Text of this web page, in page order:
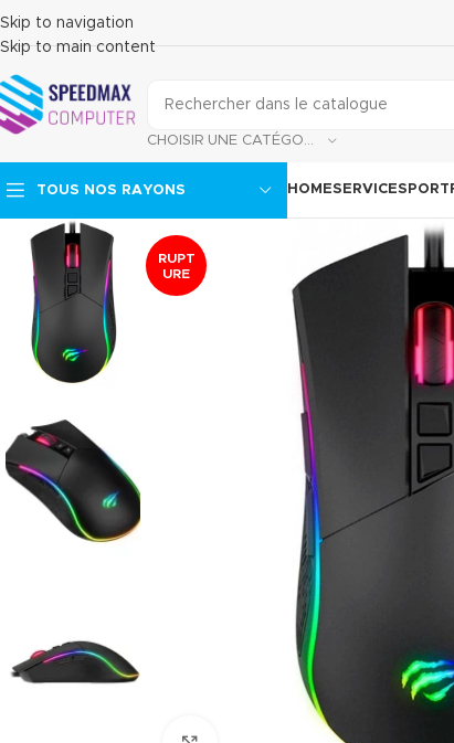
Skip to navigation
Skip to main content
TOUS NOS RAYONS HOMESERVICES
RUPT
URE